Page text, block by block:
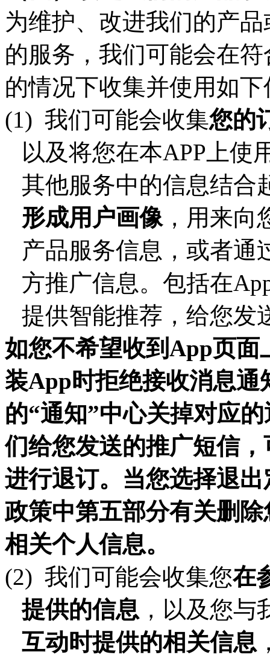
为维护、改进我们的产
的服务，我们可能会在
的情况下收集并使用如下
(1) 我们可能会收集您的
以及将您在本APP 上使
其他服务中的信息结合
形成用户画像，用来向
产品服务信息，或者通
方推广信息。包括在
提供智能推荐，给您发
如您不希望收到 App页面
装App时拒绝接收消息通
的“通知”中心关掉对应
们给您发送的推广短信
进行退订。当您选择退
政策中第五部分有关删
相关个人信息。
(2) 我们可能会收集您在
提供的信息 ，以及您与
互动时提供的相关信息